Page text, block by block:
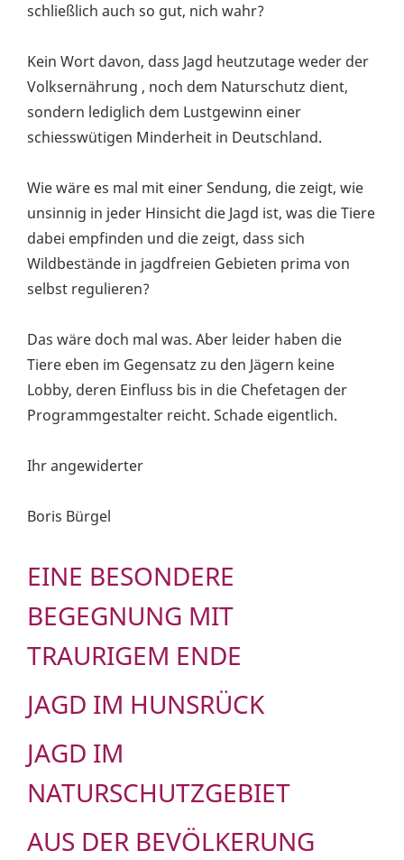
schließlich auch so gut, nich wahr?
Kein Wort davon, dass Jagd heutzutage weder der
Volksernährung , noch dem Naturschutz dient,
sondern lediglich dem Lustgewinn einer
schiesswütigen Minderheit in Deutschland.
Wie wäre es mal mit einer Sendung, die zeigt, wie
unsinnig in jeder Hinsicht die Jagd ist, was die Tiere
dabei empfinden und die zeigt, dass sich
Wildbestände in jagdfreien Gebieten prima von
selbst regulieren?
Das wäre doch mal was. Aber leider haben die
Tiere eben im Gegensatz zu den Jägern keine
Lobby, deren Einfluss bis in die Chefetagen der
Programmgestalter reicht. Schade eigentlich.
Ihr angewiderter
Boris Bürgel
EINE BESONDERE
BEGEGNUNG MIT
TRAURIGEM ENDE
JAGD IM HUNSRÜCK
JAGD IM
NATURSCHUTZGEBIET
AUS DER BEVÖLKERUNG